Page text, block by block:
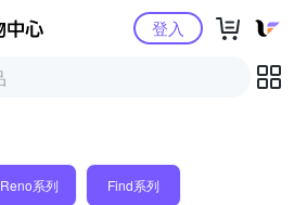
Yahoo購物中心登入
Reno系列 Find系列